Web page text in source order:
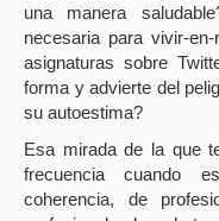
una manera
necesaria para vivir-
asignaturas sobre
forma y advierte del
su autoestima?
Esa mirada de la que
frecuencia cuando
coherencia, de